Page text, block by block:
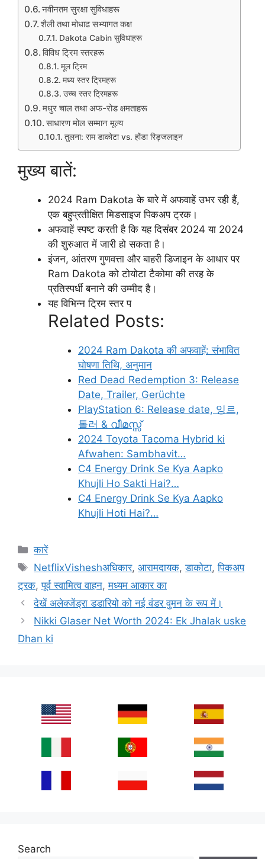
नवीनतम सुरक्षा सुविधाहरू
शैली तथा मोधाढ सभ्यागत कक्ष
Dakota Cabin सुविधाहरू
विविध ट्रिम स्तरहरू
मूल ट्रिम
मध्य स्तर ट्रिमहरू
उच्च स्तर ट्रिमहरू
मधुर चाल तथा अफ-रोड क्षमताहरू
साधारण मोल सम्मान मूल्य
तुलना: राम डाकोटा vs. होंडा रिड्जलाइन
मुख्य बातें:
2024 Ram Dakota के बारे में अफवाहें उभर रही हैं,
एक बहुप्रतीक्षित मिडसाइज पिकअप ट्रक।
अफवाहें स्पष्ट करती है कि यह दिसंबर 2024 या 2024
की शुरुआत में जारी हो सकता है।
इंजन, आंतरण गुणवत्ता और बाहरी डिजाइन के आधार पर
Ram Dakota को टोयोटा टैकोमा की तरह के
प्रतिस्पर्धी बनाने की उम्मीद है।
यह विभिन्न ट्रिम स्तर प
Related Posts:
2024 Ram Dakota की अफवाहें: संभावित
घोषणा तिथि, अनुमान
Red Dead Redemption 3: Release
Date, Trailer, Gerüchte
PlayStation 6: Release date, 잉르,
톨러 & വീമസ്സ്
2024 Toyota Tacoma Hybrid ki
Afwahen: Sambhavit…
C4 Energy Drink Se Kya Aapko
Khujli Ho Sakti Hai?…
C4 Energy Drink Se Kya Aapko
Khujli Hoti Hai?…
Categories
कारें
Tags
NetflixVisheshअधिकार,आरामदायक,डाकोटा,पिकअप
ट्रक,पूर्व स्वामित्व वाहन,मध्यम आकार का
देखें अलेक्जेंड्रा डडारियो को नई वंडर वुमन के रूप में।
Nikki Glaser Net Worth 2024: Ek Jhalak uske
Dhan ki
Search